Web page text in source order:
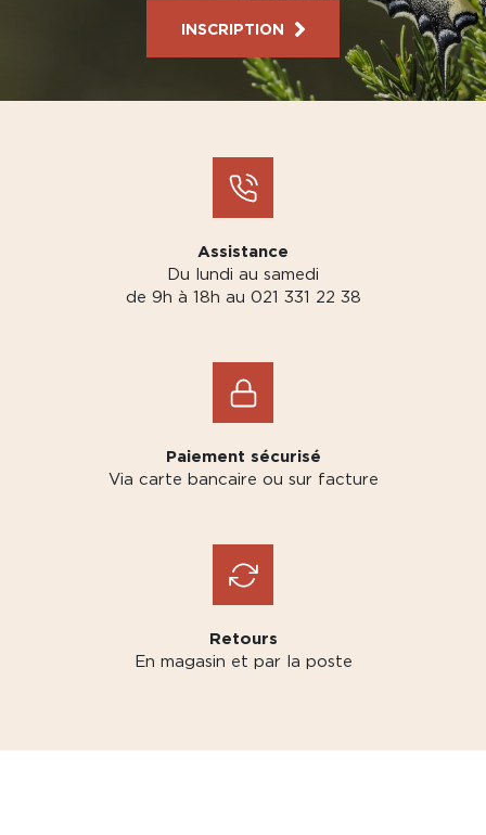
INSCRIPTION
Assistance
Du lundi au samedi
de 9h à 18h au 021 331 22 38
Paiement sécurisé
Via carte bancaire ou sur facture
Retours
En magasin et par la poste